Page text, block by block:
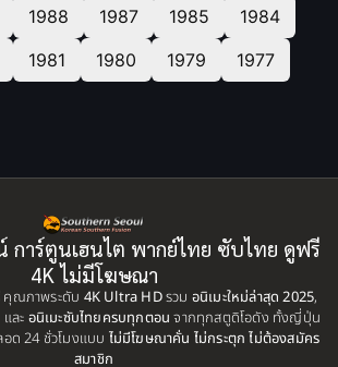
1988 1987 1985
1984
1981 1980 1979
1977
การ์ตูนเฮนไต พากย์ไทย ซับไทย ดูฟรี
4K ไม่มีโฆษณา
คุณภาพระดับ 4K Ultra HDรวม อนิเมะใหม่ล่าสุด 2025,
และ อนิเมะซับไทยครบทุกตอน จากทุกสตูดิโอดัง ทั้งญี่ปุ่น
ด 24 ชั่วโมงแบบ ไม่มีโฆษณาคั่น ไม่กระตุก ไม่ต้องสมัคร
สมาชิก